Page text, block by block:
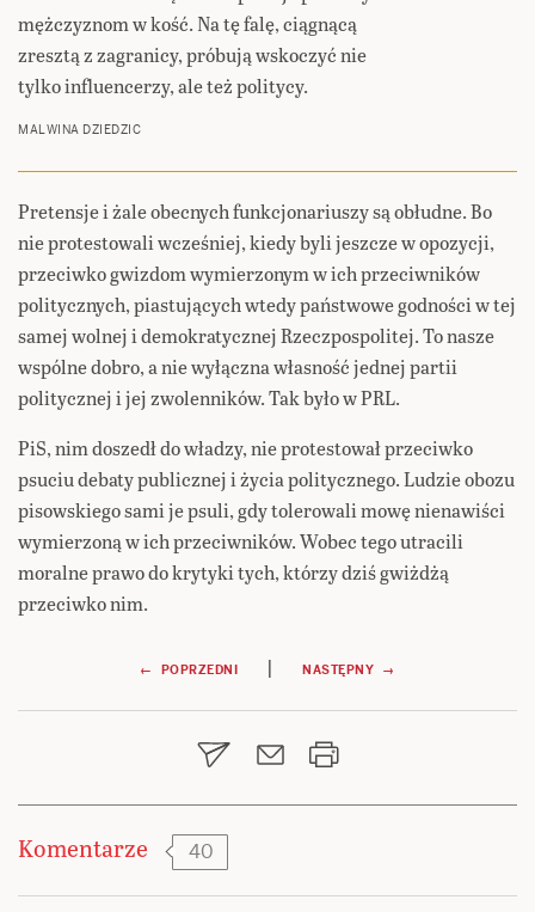
mężczyznom w kość. Na tę falę, ciągnącą
zresztą z zagranicy, próbują wskoczyć nie
tylko influencerzy, ale też politycy.
MALWINA DZIEDZIC
Pretensje i żale obecnych funkcjonariuszy są obłudne. Bo
nie protestowali wcześniej, kiedy byli jeszcze w opozycji,
przeciwko gwizdom wymierzonym w ich przeciwników
politycznych, piastujących wtedy państwowe godności w tej
samej wolnej i demokratycznej Rzeczpospolitej. To nasze
wspólne dobro, a nie wyłączna własność jednej partii
politycznej i jej zwolenników. Tak było w PRL.
PiS, nim doszedł do władzy, nie protestował przeciwko
psuciu debaty publicznej i życia politycznego. Ludzie obozu
pisowskiego sami je psuli, gdy tolerowali mowę nienawiści
wymierzoną w ich przeciwników. Wobec tego utracili
moralne prawo do krytyki tych, którzy dziś gwiżdżą
przeciwko nim.
Nawigacja
wpisu
← POPRZEDNI | NASTĘPNY →
Komentarze 40